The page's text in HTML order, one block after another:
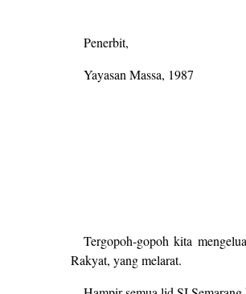
Penerbit,
Yayasan Massa, 1987
Tergopoh-gopoh kita
Rakyat, yang melarat.